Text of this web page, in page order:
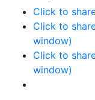
Click to
Click to
window)
Click to
window)